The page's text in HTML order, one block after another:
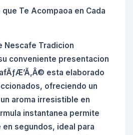
que Te Acompaoa en Cada
Nescafe Tradicion
conveniente presentacion
esta elaborado
ofreciendo un
aroma irresistible en
instantanea permite
segundos, ideal para